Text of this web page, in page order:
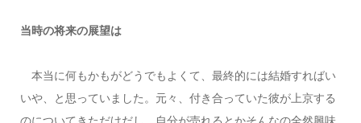
当時の将来の展望は
本当に何もかもがどうでもよくて、最終的には結婚すればい
いや、と思っていました。元々、付き合っていた彼が上京する